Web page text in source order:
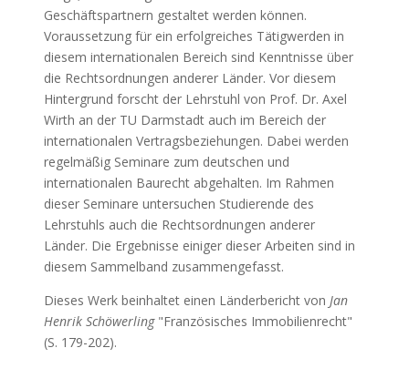
Geschäftspartnern gestaltet werden können.
Voraussetzung für ein erfolgreiches Tätigwerden in
diesem internationalen Bereich sind Kenntnisse über
die Rechtsordnungen anderer Länder. Vor diesem
Hintergrund forscht der Lehrstuhl von Prof. Dr. Axel
Wirth an der TU Darmstadt auch im Bereich der
internationalen Vertragsbeziehungen. Dabei werden
regelmäßig Seminare zum deutschen und
internationalen Baurecht abgehalten. Im Rahmen
dieser Seminare untersuchen Studierende des
Lehrstuhls auch die Rechtsordnungen anderer
Länder. Die Ergebnisse einiger dieser Arbeiten sind in
diesem Sammelband zusammengefasst.
Dieses Werk beinhaltet einen Länderbericht von Jan
Henrik Schöwerling"Französisches Immobilienrecht"
(S. 179-202).